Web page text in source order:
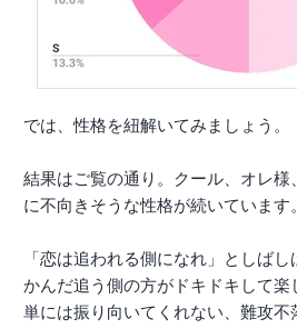
では、性格を紐解いてみましょう。
結果はご覧の通り。クール、オレ
に不向きそうな性格が続いています。
「恋は追われる側になれ」としば
かんだ追う側の方がドキドキして楽
単には振り向いてくれない、難攻不